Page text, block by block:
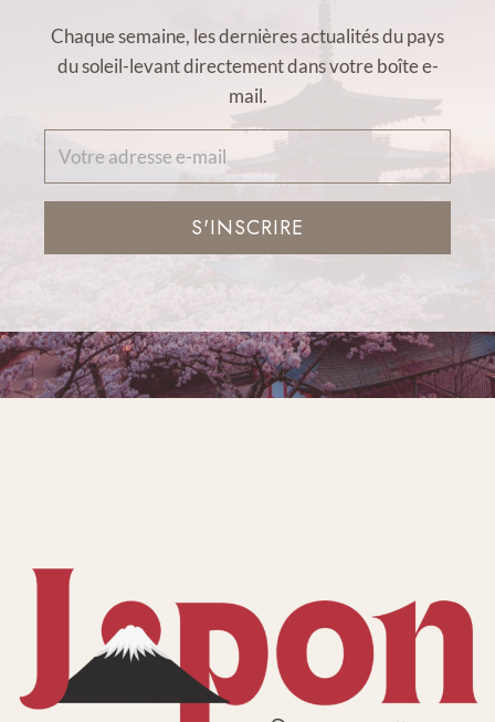
Chaque semaine, les dernières actualités du pays
du soleil-levant directement dans votre boîte e-
mail.
S'INSCRIRE